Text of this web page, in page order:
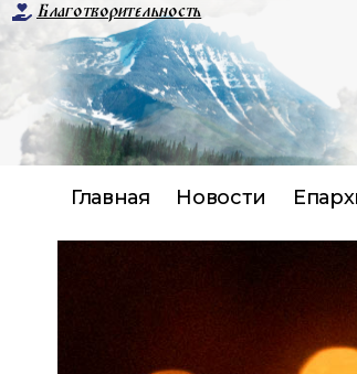
Благотворительность
Главная Новости